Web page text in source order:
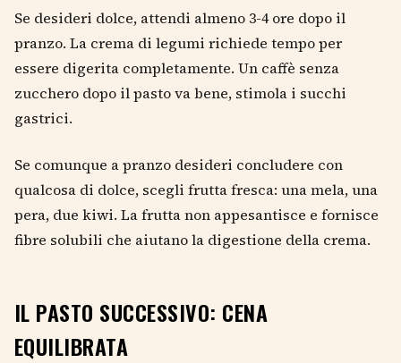
Se desideri dolce, attendi almeno 3-4 ore dopo il
pranzo. La crema di legumi richiede tempo per
essere digerita completamente. Un caffè senza
zucchero dopo il pasto va bene, stimola i succhi
gastrici.
Se comunque a pranzo desideri concludere con
qualcosa di dolce, scegli frutta fresca: una mela, una
pera, due kiwi. La frutta non appesantisce e fornisce
fibre solubili che aiutano la digestione della crema.
IL PASTO SUCCESSIVO: CENA
EQUILIBRATA